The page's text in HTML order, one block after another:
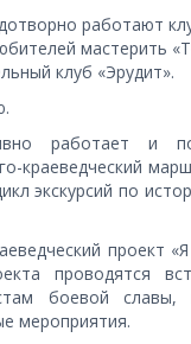
работают
мастерить
клуб «Эрудит».
работает и
краеведческий
экскурсий по
проект
проводятся
боевой
мероприятия.